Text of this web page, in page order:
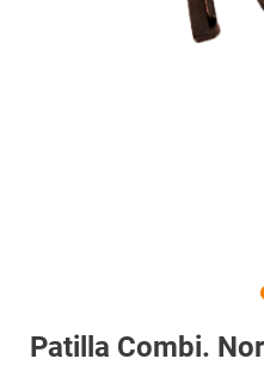
Patilla Combi.